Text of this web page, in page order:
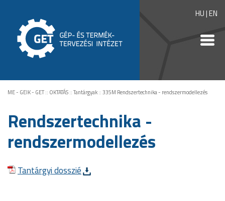
HU|EN
ME - GEIK - GET:: OKTATÁS::Tantárgyak::335M Rendszertechnika - rendszermodellezés
Rendszertechnika -
rendszermodellezés
Tantárgyi dosszié